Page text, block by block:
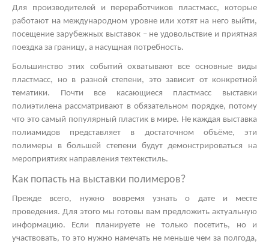
Для производителей и переработчиков пластмасс, которые
работают на международном уровне или хотят на него выйти,
посещение зарубежных выставок – не удовольствие и приятная
поездка за границу, а насущная потребность.
Большинство этих событий охватывают все основные виды
пластмасс, но в разной степени, это зависит от конкретной
тематики. Почти все касающиеся пластмасс выставки
полиэтилена рассматривают в обязательном порядке, потому
что это самый популярный пластик в мире. Не каждая выставка
полиамидов
представляет в достаточном объёме, эти
полимеры в большей степени будут демонстрироваться на
мероприятиях направления техтекстиль.
Как попасть на выставки полимеров?
Прежде всего, нужно вовремя узнать о дате и месте
проведения. Для этого мы готовы вам предложить актуальную
информацию. Если планируете не только посетить, но и
участвовать, то это нужно намечать не меньше чем за полгода,